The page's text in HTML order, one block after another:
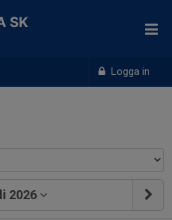
Logga in
SK
2026